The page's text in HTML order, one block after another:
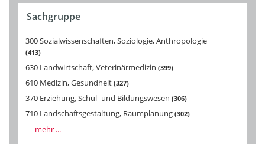
Sachgruppe
300 Sozialwissenschaften, Soziologie, Anthropologie
413
630 Landwirtschaft, Veterinärmedizin 399
610 Medizin, Gesundheit 327
370 Erziehung, Schul- und Bildungswesen 306
710 Landschaftsgestaltung, Raumplanung 302
mehr ...